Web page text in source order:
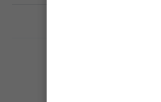
آگاہی مہم!
کیسے خطرناک ثابت ہورہی ہے؟